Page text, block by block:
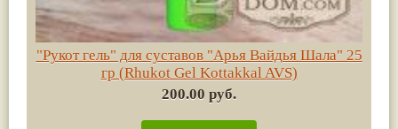
"Рукот гель" для суставов "Арья Вайдья Шала" 25
гр (Rhukot Gel Kottakkal AVS)
200.00 руб.